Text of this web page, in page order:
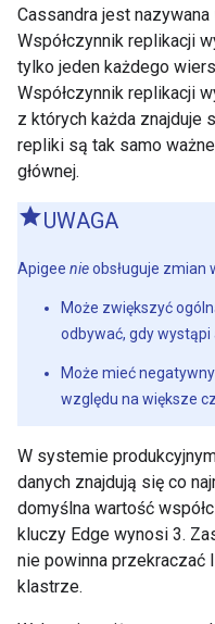
Cassandra jest nazywana
Współczynnik replikacji
tylko jeden każdego
Współczynnik replikacji
z których każda znajduje
repliki są tak samo
głównej.
UWAGA
Apigee nieobsługuje zmian
Może zwiększyć
odbywać, gdy wystąpi
Może mieć
względu na większe
W systemie
danych znajdują się co
domyślna wartość
kluczy Edge wynosi 3.
nie powinna przekraczać
klastrze.